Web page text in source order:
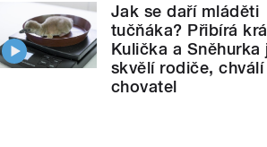
Jak se daří mláděti
tučňáka? Přibírá
Kulička a Sněhurka
skvělí rodiče, chválí
chovatel